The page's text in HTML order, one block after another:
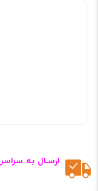
ارسـال به سراسر